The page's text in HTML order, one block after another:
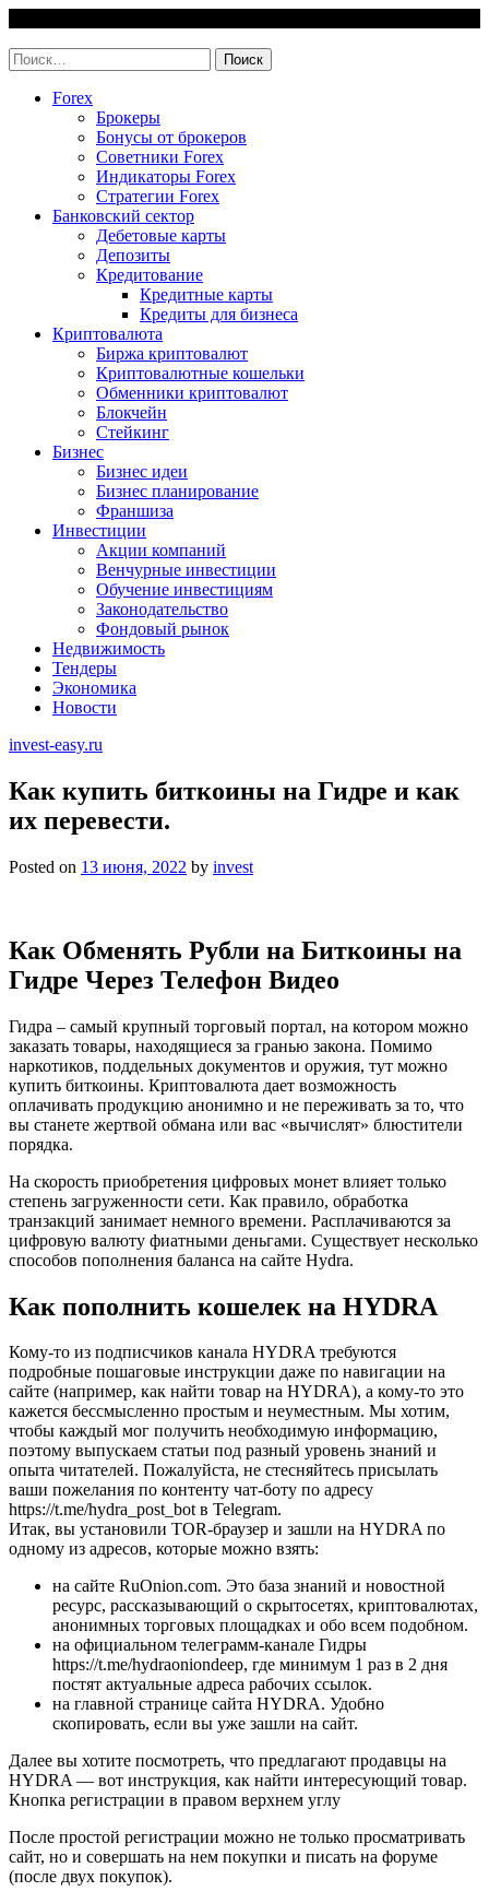
content
Найти:
Forex
Брокеры
Бонусы от брокеров
Советники Forex
Индикаторы Forex
Стратегии Forex
Банковский сектор
Дебетовые карты
Депозиты
Кредитование
Кредитные карты
Кредиты для бизнеса
Криптовалюта
Биржа криптовалют
Криптовалютные кошельки
Обменники криптовалют
Блокчейн
Стейкинг
Бизнес
Бизнес идеи
Бизнес планирование
Франшиза
Инвестиции
Акции компаний
Венчурные инвестиции
Обучение инвестициям
Законодательство
Фондовый рынок
Недвижимость
Тендеры
Экономика
Новости
invest-easy.ru
Как купить биткоины на Гидре и как
их перевести.
Posted on 13 июня, 2022 by invest
Как Обменять Рубли на Биткоины на
Гидре Через Телефон Видео
Гидра – самый крупный торговый портал, на котором можно
заказать товары, находящиеся за гранью закона. Помимо
наркотиков, поддельных документов и оружия, тут можно
купить биткоины. Криптовалюта дает возможность
оплачивать продукцию анонимно и не переживать за то, что
вы станете жертвой обмана или вас «вычислят» блюстители
порядка.
На скорость приобретения цифровых монет влияет только
степень загруженности сети. Как правило, обработка
транзакций занимает немного времени. Расплачиваются за
цифровую валюту фиатными деньгами. Существует несколько
способов пополнения баланса на сайте Hydra.
Как пополнить кошелек на HYDRA
Кому-то из подписчиков канала HYDRA требуются
подробные пошаговые инструкции даже по навигации на
сайте (например, как найти товар на HYDRA), а кому-то это
кажется бессмысленно простым и неуместным. Мы хотим,
чтобы каждый мог получить необходимую информацию,
поэтому выпускаем статьи под разный уровень знаний и
опыта читателей. Пожалуйста, не стесняйтесь присылать
ваши пожелания по контенту чат-боту по адресу
https://t.me/hydra_post_bot в Telegram.
Итак, вы установили TOR-браузер и зашли на HYDRA по
одному из адресов, которые можно взять:
на сайте RuOnion.com. Это база знаний и новостной
ресурс, рассказывающий о скрытосетях, криптовалютах,
анонимных торговых площадках и обо всем подобном.
на официальном телеграмм-канале Гидры
https://t.me/hydraoniondeep, где минимум 1 раз в 2 дня
постят актуальные адреса рабочих ссылок.
на главной странице сайта HYDRA. Удобно
скопировать, если вы уже зашли на сайт.
Далее вы хотите посмотреть, что предлагают продавцы на
HYDRA — вот инструкция, как найти интересующий товар.
Кнопка регистрации в правом верхнем углу
После простой регистрации можно не только просматривать
сайт, но и совершать на нем покупки и писать на форуме
(после двух покупок).